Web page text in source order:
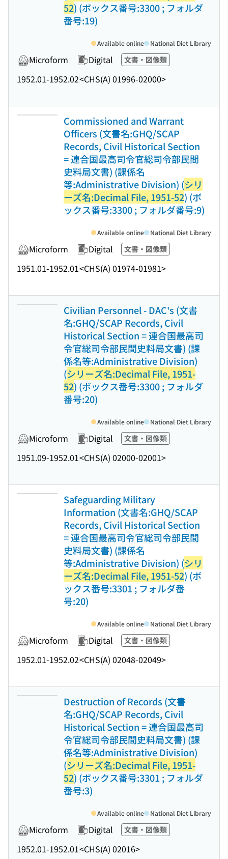
52) (ボックス番号:3300 ; フォルダ
番号:19)
Microform Digital 文書・図像類
1952.01-1952.02<CHS(A) 01996-02000>
Available online National Diet Library
Commissioned and Warrant
Officers (文書名:GHQ/SCAP
Records, Civil Historical Section
= 連合国最高司令官総司令部民間
史料局文書) (課係名
等:Administrative Division) (シリ
ーズ名:Decimal File, 1951-52) (ボ
ックス番号:3300 ; フォルダ番号:9)
Microform Digital 文書・図像類
1951.01-1952.01<CHS(A) 01974-01981>
Available online National Diet Library
Civilian Personnel - DAC's (文書
名:GHQ/SCAP Records, Civil
Historical Section = 連合国最高司
令官総司令部民間史料局文書) (課
係名等:Administrative Division)
(シリーズ名:Decimal File, 1951-
52) (ボックス番号:3300 ; フォルダ
番号:20)
Microform Digital 文書・図像類
1951.09-1952.01<CHS(A) 02000-02001>
Available online National Diet Library
Safeguarding Military
Information (文書名:GHQ/SCAP
Records, Civil Historical Section
= 連合国最高司令官総司令部民間
史料局文書) (課係名
等:Administrative Division) (シリ
ーズ名:Decimal File, 1951-52) (ボ
ックス番号:3301 ; フォルダ番
号:20)
Microform Digital 文書・図像類
1952.01-1952.02<CHS(A) 02048-02049>
Available online National Diet Library
Destruction of Records (文書
名:GHQ/SCAP Records, Civil
Historical Section = 連合国最高司
令官総司令部民間史料局文書) (課
係名等:Administrative Division)
(シリーズ名:Decimal File, 1951-
52) (ボックス番号:3301 ; フォルダ
番号:3)
Microform Digital 文書・図像類
1952.01-1952.01<CHS(A) 02016>
Available online National Diet Library